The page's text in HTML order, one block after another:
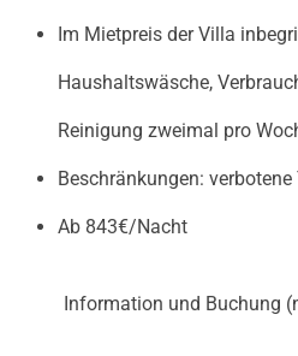
Im Mietpreis der Villa
Haushaltswäsche,
Reinigung zweimal pro
Beschränkungen: verbotene
Ab 843€/Nacht
Information und Buchung